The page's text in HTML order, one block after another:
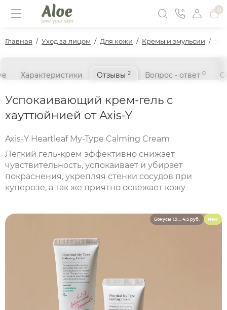
0
Главная Уход за лицом Для кожи Кремы и эмульсии
Характеристики Отзывы 2 Вопрос - ответ 0
Успокаивающий крем-гель с
хауттюйнией от Axis-Y
Axis-Y Heartleaf My-Type Calming Cream
Легкий гель-крем эффективно снижает
чувствительность, успокаивает и убирает
покраснения, укрепляя стенки сосудов при
куперозе, а так же приятно освежает кожу
Бонусы 1.9 ... 4.5 руб. New